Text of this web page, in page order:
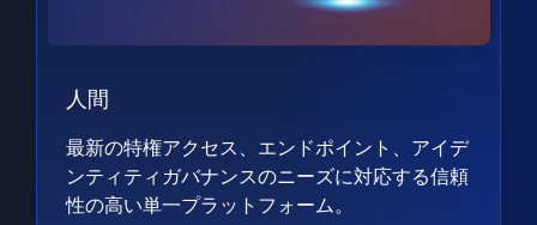
人間
最新の特権アクセス、エンドポイント、アイデ
ンティティガバナンスのニーズに対応する信頼
性の高い単一プラットフォーム。